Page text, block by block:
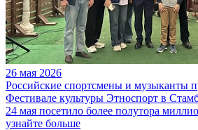
26 мая 2026
Российские спортсмены и музыканты
Фестивале культуры Этноспорт в
24 мая посетило более полутора
узнайте больше